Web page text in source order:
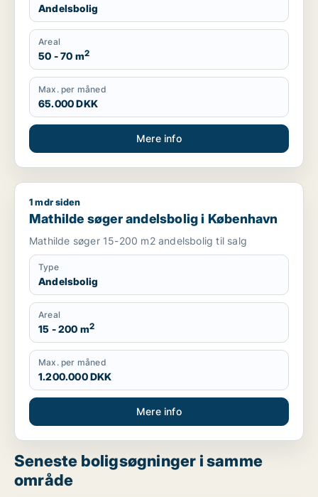
Andelsbolig
Areal
50 - 70 m2
Max. per måned
65.000 DKK
Mere info
Mathilde søger andelsbolig i København
1 mdr siden
Mathilde søger andelsbolig i København
Mathilde søger 15-200 m2 andelsbolig til salg
Type
Andelsbolig
Areal
15 - 200 m2
Max. per måned
1.200.000 DKK
Mere info
Seneste boligsøgninger i samme
område